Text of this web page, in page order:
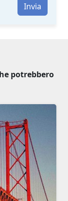
Invia
potrebbero